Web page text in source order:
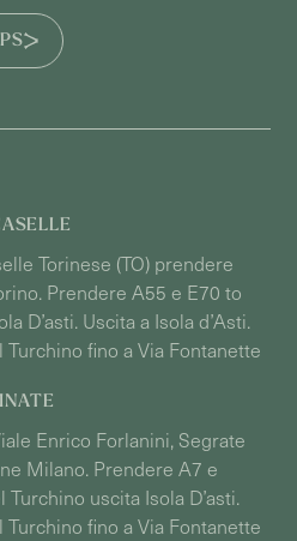
Torinese (TO) prendere
Prendere A55 e E70 to
D’asti. Uscita a Isola d’Asti.
fino a Via Fontanette
Enrico Forlanini, Segrate
Milano. Prendere A7 e
uscita Isola D’asti.
fino a Via Fontanette